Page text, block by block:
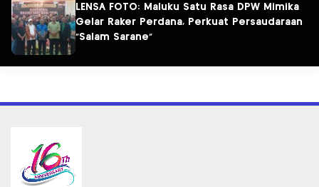
LENSA FOTO: Maluku Satu Rasa DPW Mimika
Gelar Raker Perdana, Perkuat Persaudaraan
“Salam Sarane”